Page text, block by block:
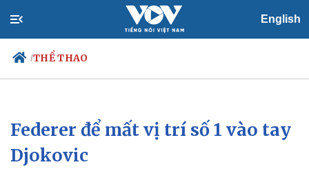
English
/THỂ THAO
Chính trị
Đảng
Tổ chức nhân sự
Xã hội
Federer để mất vị trí số 1 vào tay
Djokovic